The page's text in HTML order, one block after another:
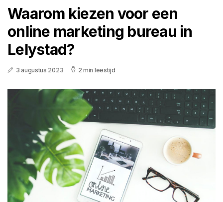
Waarom kiezen voor een
online marketing bureau in
Lelystad?
3 augustus 2023 2 min leestijd